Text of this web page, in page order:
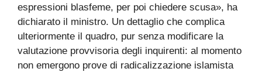
espressioni blasfeme, per poi chiedere scusa», ha
dichiarato il ministro. Un dettaglio che complica
ulteriormente il quadro, pur senza modificare la
valutazione provvisoria degli inquirenti: al momento
non emergono prove di radicalizzazione islamista